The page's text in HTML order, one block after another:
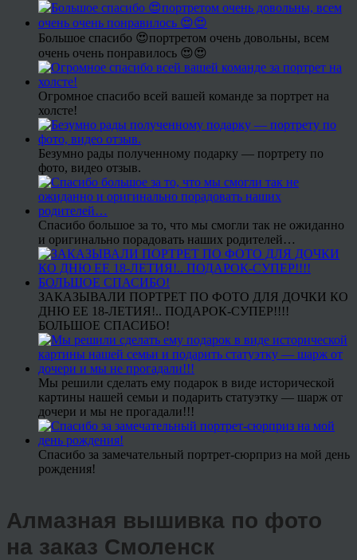
Большое спасибо 😍портретом очень довольны, всем
очень очень понравилось 😍😍
Огромное спасибо всей вашей команде за портрет на
холсте!
Безумно рады полученному подарку — портрету по
фото, видео отзыв.
Спасибо большое за то, что мы смогли так не ожиданно
и оригинально порадовать наших родителей…
ЗАКАЗЫВАЛИ ПОРТРЕТ ПО ФОТО ДЛЯ ДОЧКИ КО
ДНЮ ЕЕ 18-ЛЕТИЯ!.. ПОДАРОК-СУПЕР!!!!
БОЛЬШОЕ СПАСИБО!
Мы решили сделать ему подарок в виде исторической
картины нашей семьи и подарить статуэтку — шарж от
дочери и мы не прогадали!!!
Спасибо за замечательный портрет-сюрприз на мой день
рождения!
Алмазная вышивка по фото
на заказ Смоленск